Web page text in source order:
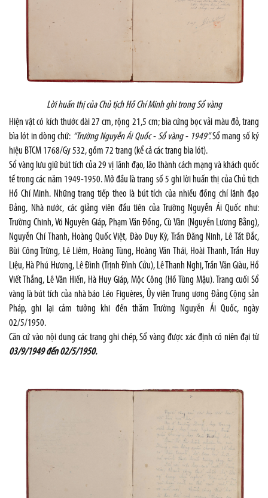
Lời huấn thị của Chủ tịch Hồ Chí Minh ghi trong Sổ vàng
Hiện vật có kích thước dài 27 cm, rộng 21,5 cm; bìa cứng bọc vải màu đỏ, trang
bìa lót in dòng chữ: “Trường Nguyễn Ái Quốc - Sổ vàng - 1949”.Sổ mang số ký
hiệu BTCM 1768/Gy 532, gồm 72 trang (kể cả các trang bìa lót).
Sổ vàng lưu giữ bút tích của 29 vị lãnh đạo, lão thành cách mạng và khách quốc
tế trong các năm 1949-1950. Mở đầu là trang số 5 ghi lời huấn thị của Chủ tịch
Hồ Chí Minh. Những trang tiếp theo là bút tích của nhiều đồng chí lãnh đạo
Đảng, Nhà nước, các giảng viên đầu tiên của Trường Nguyễn Ái Quốc như:
Trường Chinh, Võ Nguyên Giáp, Phạm Văn Đồng, Cù Vân (Nguyễn Lương Bằng),
Nguyễn Chí Thanh, Hoàng Quốc Việt, Đào Duy Kỳ, Trần Đăng Ninh, Lê Tất Đắc,
Bùi Công Trừng, Lê Liêm, Hoàng Tùng, Hoàng Văn Thái, Hoài Thanh, Trần Huy
Liệu, Hà Phú Hương, Lê Đình (Trịnh Đình Cửu), Lê Thanh Nghị, Trần Văn Giàu, Hồ
Viết Thắng, Lê Văn Hiến, Hà Huy Giáp, Mộc Công (Hồ Tùng Mậu). Trang cuối Sổ
vàng là bút tích của nhà báo Léo Figuères, Ủy viên Trung ương Đảng Cộng sản
Pháp, ghi lại cảm tưởng khi đến thăm Trường Nguyễn Ái Quốc, ngày
02/5/1950.
Căn cứ vào nội dung các trang ghi chép, Sổ vàng được xác định có niên đại từ
03/9/1949 đến 02/5/1950.